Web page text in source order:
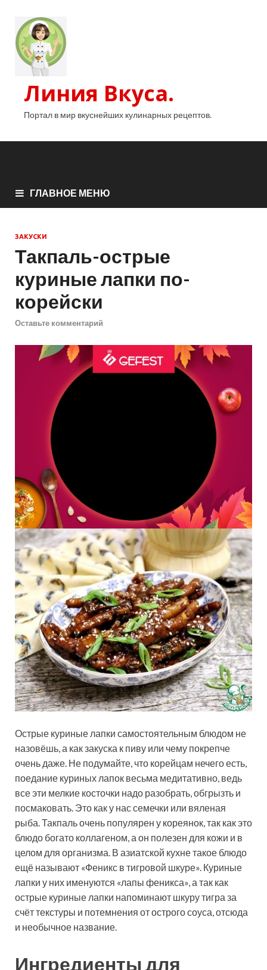
Линия Вкуса.
Портал в мир вкуснейших кулинарных рецептов.
ГЛАВНОЕ МЕНЮ
ЗАКУСКИ
Такпаль-острые
куриные лапки по-
корейски
Оставьте комментарий
Острые куриные лапки самостоятельным блюдом не
назовёшь, а как закуска к пиву или чему покрепче
очень даже. Не подумайте, что корейцам нечего есть,
поедание куриных лапок весьма медитативно, ведь
все эти мелкие косточки надо разобрать, обгрызть и
посмаковать. Это как у нассемечки или вяленая
рыба. Такпаль очень популярен у кореянок, так как это
блюдо богато коллагеном, а он полезен для кожи и в
целом для организма. В азиатской кухне такое блюдо
ещё называют «Феникс в тигровой шкуре». Куриные
лапки у них именуются «лапы феникса», а так как
острые куриные лапки напоминают шкуру тигра за
счёт текстуры и потемнения от острого соуса, отсюда
и необычное название.
Ингредиенты для